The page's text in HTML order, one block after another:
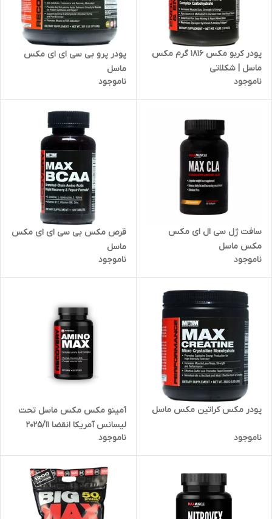
پودر کربو مکس 1816 گرم مکس
ماسل | شکلاتی
ناموجود
پودر پرو بی سی ای ای مکس
ماسل
ناموجود
سافت ژل سی ال ای مکس
مکس ماسل
ناموجود
قرص مکس بی سی ای ای مکس
ماسل
ناموجود
پودر مکس کراتین مکس ماسل
ناموجود
آمینو مکس مکس ماسل تحت
لیسانس آمریکا انقضا 2025/11
ناموجود